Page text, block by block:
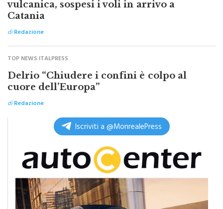
Prosegue eruzione Etna con cenere
vulcanica, sospesi i voli in arrivo a
Catania
diRedazione
TOP NEWS ITALPRESS
Delrio “Chiudere i confini è colpo al
cuore dell’Europa”
di